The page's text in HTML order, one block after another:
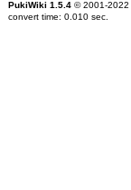
PukiWiki 1.5.4© 2001-2022
convert time: 0.010 sec.